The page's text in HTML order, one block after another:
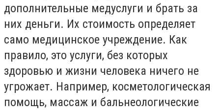
дополнительные медуслуги и брать за
них деньги. Их стоимость определяет
само медицинское учреждение. Как
правило, это услуги, без которых
здоровью и жизни человека ничего не
угрожает. Например, косметологическая
помощь, массаж и бальнеологические